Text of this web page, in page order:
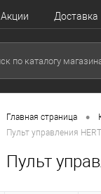
Акции Доставка
Главная страница •
Пульт управления
Пульт